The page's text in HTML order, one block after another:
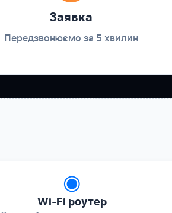
Заявка
Передзвонюємо за 5 хвилин
◉
Wi-Fi роутер